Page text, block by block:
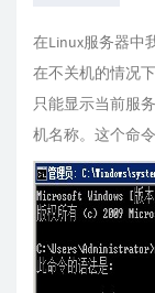
在Linux服务器中
在不关机的情况
只能显示当前服
机名称。这个命